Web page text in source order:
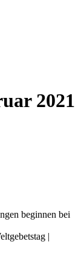
2021
beginnen bei
|